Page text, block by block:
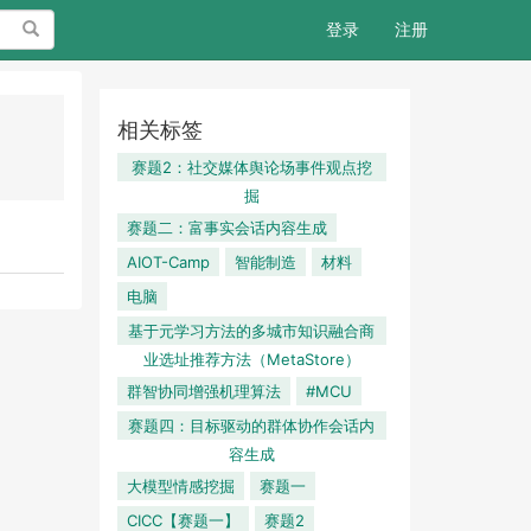
搜索 登录 注册
相关标签
赛题2：社交媒体舆论场事件观点挖
掘
赛题二：富事实会话内容生成
AIOT-Camp
智能制造
材料
电脑
基于元学习方法的多城市知识融合商
业选址推荐方法（MetaStore）
群智协同增强机理算法
#MCU
赛题四：目标驱动的群体协作会话内
容生成
大模型情感挖掘
赛题一
CICC【赛题一】
赛题2